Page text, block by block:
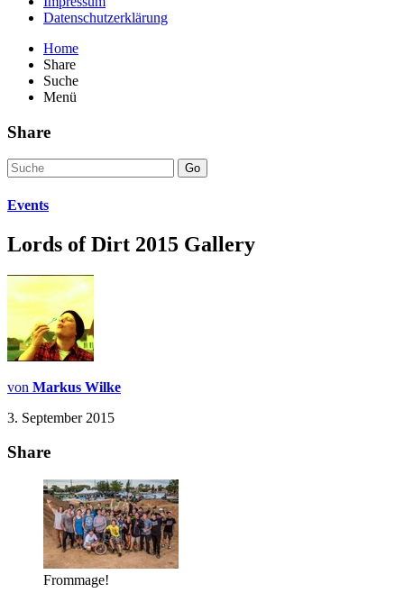
Datenschutzerklärung
Home
Share
Suche
Menü
Share
Go
Events
Lords of Dirt 2015 Gallery
von Markus Wilke
3. September 2015
Share
Frommage!